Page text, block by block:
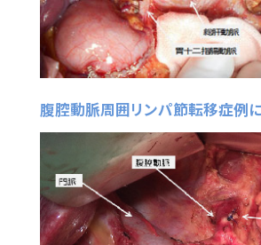
腹腔動脈周囲リンパ節転移症例